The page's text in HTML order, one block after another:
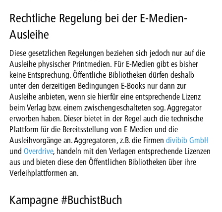
Rechtliche Regelung bei der E-Medien-
Ausleihe
Diese gesetzlichen Regelungen beziehen sich jedoch nur auf die
Ausleihe physischer Printmedien. Für E-Medien gibt es bisher
keine Entsprechung. Öffentliche Bibliotheken dürfen deshalb
unter den derzeitigen Bedingungen E-Books nur dann zur
Ausleihe anbieten, wenn sie hierfür eine entsprechende Lizenz
beim Verlag bzw. einem zwischengeschalteten sog. Aggregator
erworben haben. Dieser bietet in der Regel auch die technische
Plattform für die Bereitsstellung von E-Medien und die
Ausleihvorgänge an. Aggregatoren, z.B. die Firmendivibib GmbH
und Overdrive, handeln mit den Verlagen entsprechende Lizenzen
aus und bieten diese den Öffentlichen Bibliotheken über ihre
Verleihplattformen an.
Kampagne #BuchistBuch